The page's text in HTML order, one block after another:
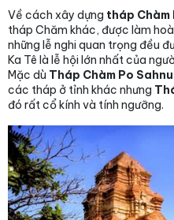
Về cách xây dựng tháp Chàm
tháp Chăm khác, được làm
những lễ nghi quan trọng đều
Ka Tê là lễ hội lớn nhất của
Mặc dù Tháp Chàm Po Sahnu
các tháp ở tỉnh khác nhưng
đó rất cổ kính và tính ngưỡng.